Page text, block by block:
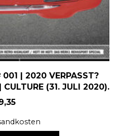
| 2020 VERPASST?
CULTURE (31. JULI 2020).